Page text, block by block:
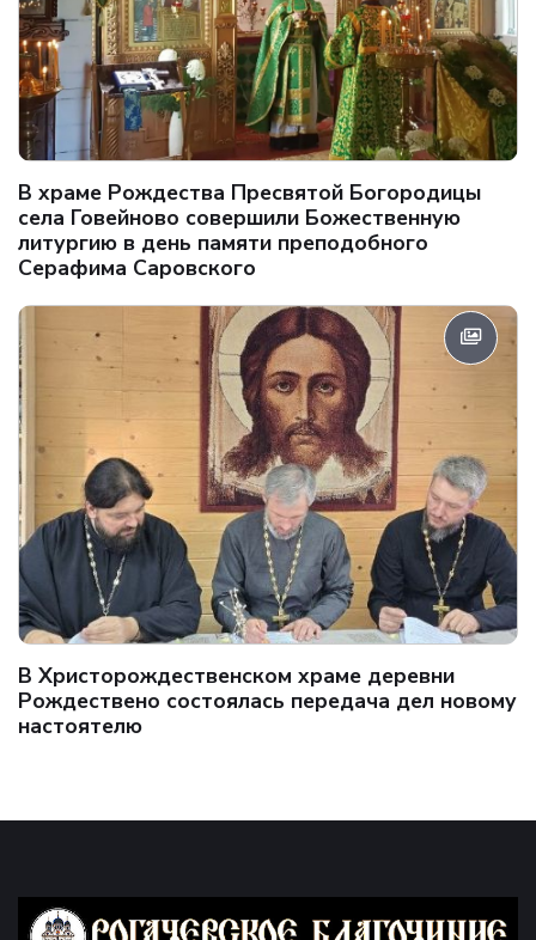
В храме Рождества Пресвятой Богородицы
села Говейново совершили Божественную
литургию в день памяти преподобного
Серафима Саровского
В Христорождественском храме деревни
Рождествено состоялась передача дел новому
настоятелю